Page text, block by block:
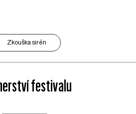
Zkouška sirén
festivalu